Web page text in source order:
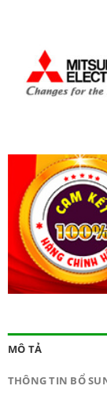
MÔ TẢ
THÔNG TIN BỔ